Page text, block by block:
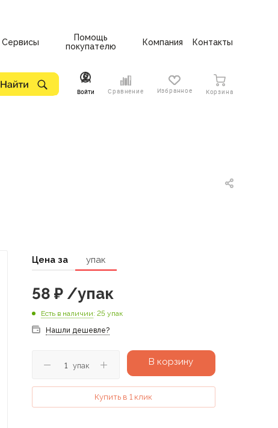
Сервисы
Помощь
покупателю
Компания Контакты
Войти Сравнение Избранное Корзина
Цена за упак
58 ₽/упак
Есть в наличии: 25 упак
Нашли дешевле?
упак В корзину
Купить в 1 клик